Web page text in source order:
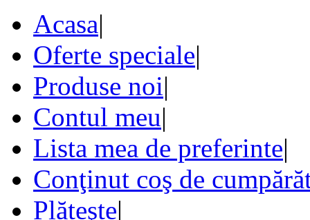
Acasa|
Oferte speciale|
Produse noi|
Contul meu|
Lista mea de preferinte|
Conţinut coş de
Plăteşte|